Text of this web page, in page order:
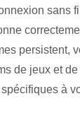
sans
persistent,
de jeux et
à